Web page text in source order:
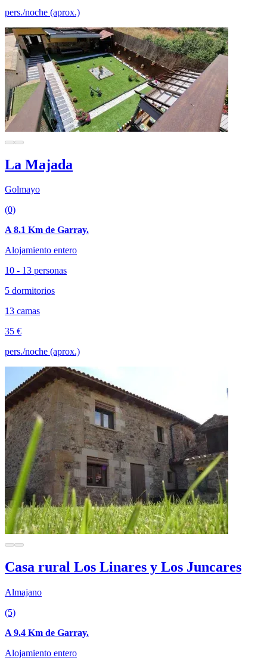
pers./noche (aprox.)
La Majada
Golmayo
(0)
A 8.1 Km de Garray.
Alojamiento entero
10 - 13 personas
5 dormitorios
13 camas
35 €
pers./noche (aprox.)
Casa rural Los Linares y Los Juncares
Almajano
(5)
A 9.4 Km de Garray.
Alojamiento entero